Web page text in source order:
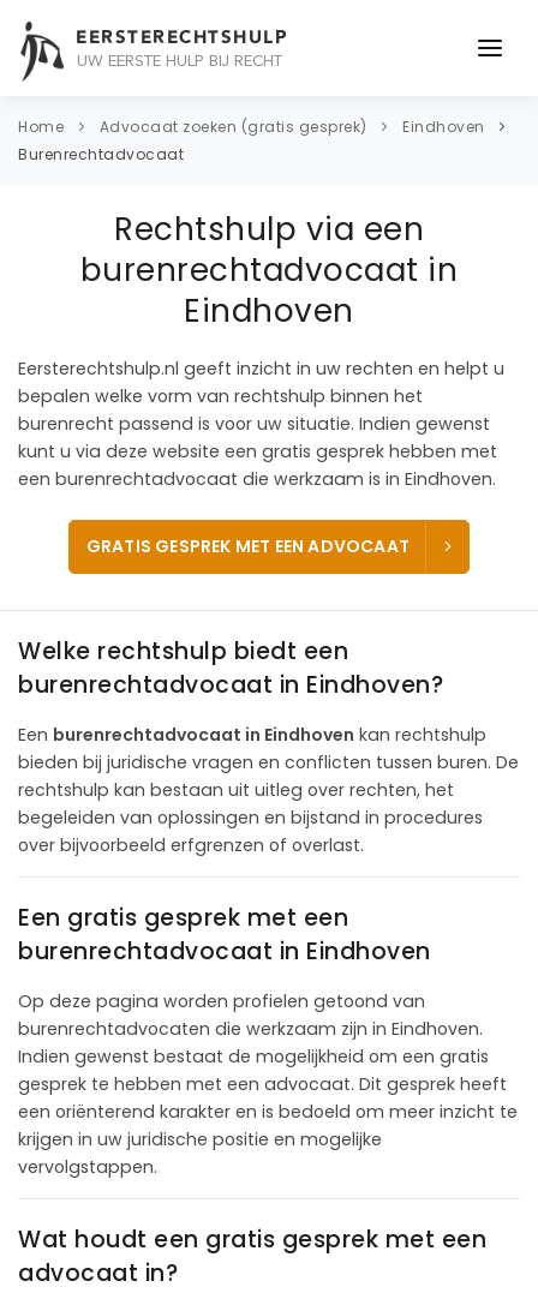
EERSTERECHTSHULP
UW EERSTE HULP BIJ RECHT
ONDERWERPEN
ADVOCAAT
OVER ONS
Home Advocaat zoeken (gratis gesprek)
Eindhoven
Burenrechtadvocaat
Rechtshulp via een
burenrechtadvocaat in
Eindhoven
Eersterechtshulp.nl geeft inzicht in uw rechten en helpt u
bepalen welke vorm van rechtshulp binnen het
burenrecht passend is voor uw situatie. Indien gewenst
kunt u via deze website een gratis gesprek hebben met
een burenrechtadvocaat die werkzaam is in Eindhoven.
GRATIS GESPREK MET EEN ADVOCAAT
Welke rechtshulp biedt een
burenrechtadvocaat in Eindhoven?
Een burenrechtadvocaat in Eindhoven kan rechtshulp
bieden bij juridische vragen en conflicten tussen buren. De
rechtshulp kan bestaan uit uitleg over rechten, het
begeleiden van oplossingen en bijstand in procedures
over bijvoorbeeld erfgrenzen of overlast.
Een gratis gesprek met een
burenrechtadvocaat in Eindhoven
Op deze pagina worden profielen getoond van
burenrechtadvocaten die werkzaam zijn in Eindhoven.
Indien gewenst bestaat de mogelijkheid om een gratis
gesprek te hebben met een advocaat. Dit gesprek heeft
een oriënterend karakter en is bedoeld om meer inzicht te
krijgen in uw juridische positie en mogelijke
vervolgstappen.
Wat houdt een gratis gesprek met een
advocaat in?